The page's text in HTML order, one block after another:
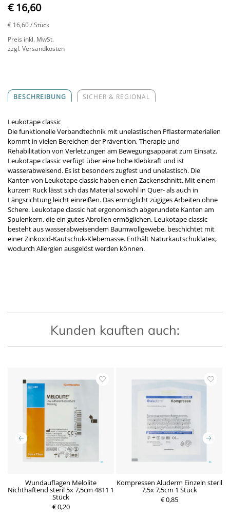
€ 16,60
€ 16,60/ Stück
Preis inkl. MwSt.
zzgl. Versandkosten
BESCHREIBUNG SICHER & REGIONAL
Leukotape classic
Die funktionelle Verbandtechnik mit unelastischen Pflastermaterialien
kommt in vielen Bereichen der Prävention, Therapie und
Rehabilitation von Verletzungen am Bewegungsapparat zum Einsatz.
Leukotape classic verfügt über eine hohe Klebkraft und ist
wasserabweisend. Es ist besonders zugfest und unelastisch. Die
Kanten von Leukotape classic haben einen Zackenschnitt. Mit einem
kurzem Ruck lässt sich das Material sowohl in Quer- als auch in
Längsrichtung leicht einreißen. Das ermöglicht zügiges Arbeiten ohne
Schere. Leukotape classic hat ergonomisch abgerundete Kanten am
Spulenkern, die ein gutes Abrollen ermöglichen. Leukotape classic
besteht aus wasserabweisendem Baumwollgewebe, beschichtet mit
einer Zinkoxid-Kautschuk-Klebemasse. Enthält Naturkautschuklatex,
wodurch Allergien ausgelöst werden können.
Kunden kauften auch:
Wundauflagen Melolite
Nichthaftend steril 5x 7,5cm 4811 1
Stück
€ 0,20
Kompressen Aluderm Einzeln steril
7,5x 7,5cm 1 Stück
€ 0,85